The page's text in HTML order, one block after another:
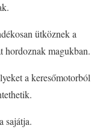
ütköznek a
hordoznak magukban.
a keresőmotorból
sajátja.